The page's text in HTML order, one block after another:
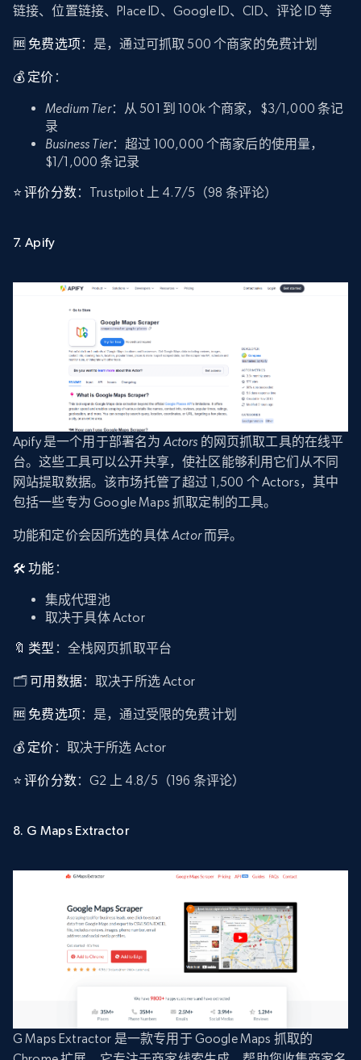
链接、位置链接、Place ID、Google ID、CID、评论 ID 等
🆓 免费选项：是，通过可抓取 500 个商家的免费计划
💰 定价 ：
Medium Tier：从 501 到 100k 个商家，$3/1,000 条记
录
Business Tier：超过 100,000 个商家后的使用量，
$1/1,000 条记录
⭐ 评价分数：Trustpilot 上 4.7/5（98 条评论）
7. Apify
Apify 是一个用于部署名为 Actors 的网页抓取工具的在线平
台。这些工具可以公开共享，使社区能够利用它们从不同
网站提取数据。该市场托管了超过 1,500 个 Actors，其中
包括一些专为 Google Maps 抓取定制的工具。
功能和定价会因所选的具体Actor而异。
🛠️ 功能 ：
集成代理池
取决于具体 Actor
🔖 类型 ：全栈网页抓取平台
🗂️可用数据：取决于所选 Actor
🆓 免费选项：是，通过受限的免费计划
💰 定价 ：取决于所选 Actor
⭐ 评价分数：G2 上 4.8/5（196 条评论）
8. G Maps Extractor
G Maps Extractor 是一款专用于 Google Maps 抓取的